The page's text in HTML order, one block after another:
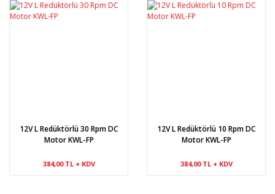
12V L Redüktörlü 30 Rpm DC
Motor KWL-FP
384,00 TL + KDV
12V L Redüktörlü 10 Rpm DC
Motor KWL-FP
384,00 TL + KDV